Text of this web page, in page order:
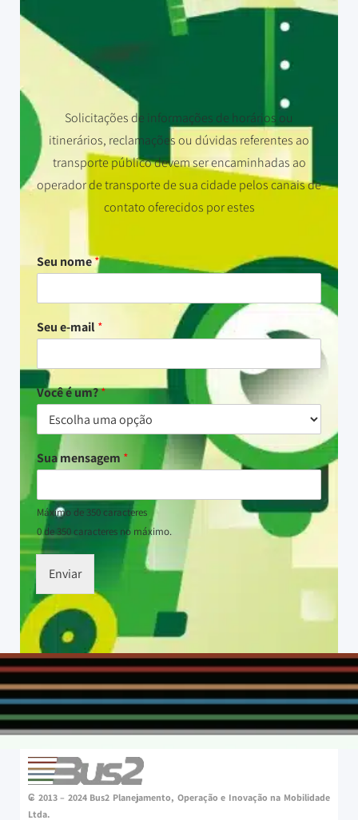
Solicitações de informações de horários ou
itinerários, reclamações ou dúvidas referentes ao
transporte público devem ser encaminhadas ao
operador de transporte de sua cidade pelos canais de
contato oferecidos por estes
Seu nome*
Seu e-mail*
Você é um?*
Sua mensagem *
Máximo de 350 caracteres
0 de 350 caracteres no máximo.
Enviar
₢ 2013 – 2024 Bus2 Planejamento, Operação e Inovação na Mobilidade
Ltda.